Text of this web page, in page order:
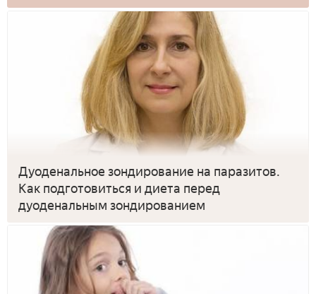
Дуоденальное зондирование на паразитов.
Как подготовиться и диета перед
дуоденальным зондированием